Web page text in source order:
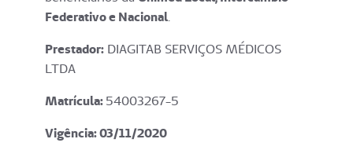
Federativo e Nacional.
Prestador: DIAGITAB SERVIÇOS MÉDICOS
LTDA
Matrícula:54003267-5
Vigência: 03/11/2020